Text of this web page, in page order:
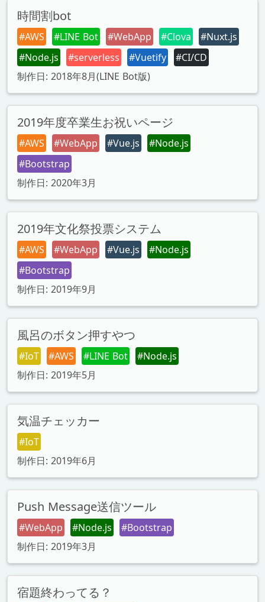
時間割bot
#AWS #LINE Bot #WebApp #Clova
#Nuxt.js
#Node.js
#serverless #Vuetify
#CI/CD
制作日: 2018年8月(LINE Bot版)
2019年度卒業生お祝いページ
#AWS #WebApp #Vue.js
#Node.js
#Bootstrap
制作日: 2020年3月
2019年文化祭投票システム
#AWS #WebApp #Vue.js
#Node.js
#Bootstrap
制作日: 2019年9月
風呂のボタン押すやつ
#IoT #AWS #LINE Bot
#Node.js
制作日: 2019年5月
気温チェッカー
#IoT
制作日: 2019年6月
Push Message送信ツール
#WebApp #Node.js
#Bootstrap
制作日: 2019年3月
宿題終わってる？